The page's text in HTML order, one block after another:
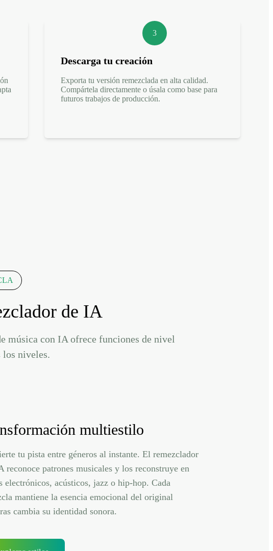
3
Descarga tu creación
Exporta tu versión remezclada en alta calidad.
Compártela directamente o úsala como base para
futuros trabajos de producción.
de IA
música con IA ofrece funciones de nivel
los niveles.
multiestilo
tu pista entre géneros al instante. El remezclador
reconoce patrones musicales y los reconstruye en
electrónicos, acústicos, jazz o hip-hop. Cada
mantiene la esencia emocional del original
cambia su identidad sonora.